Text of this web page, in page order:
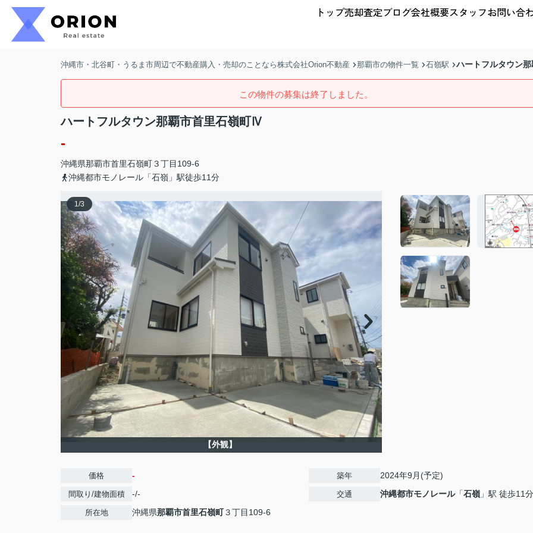
トップ売却査定ブログ会社概要スタッフお問い合
沖縄市・北谷町・うるま市周辺で不動産購入・売却のことなら株式会社Orion不動産 那覇市の物件一覧 石嶺駅 ハートフルタウン
この物件の募集は終了しました。
ハートフルタウン那覇市首里石嶺町Ⅳ
-
沖縄県那覇市首里石嶺町３丁目109-6
沖縄都市モノレール「石嶺」駅徒歩11分
1 /3
【外観】
価格 -
間取り/建物面積 -/-
所在地 沖縄県那覇市首里石嶺町３丁目109-6
築年 2024年9月(予定)
交通 沖縄都市モノレール「石嶺 」駅 徒歩11分